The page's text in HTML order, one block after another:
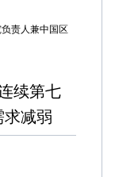
但上半年依
元人民币），
市场黄金
方黄金储备
年中国官方黄
责人兼中国区
续第七
减弱